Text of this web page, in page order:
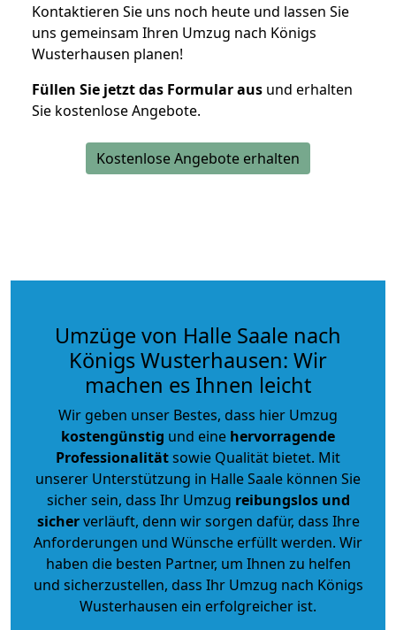
Kontaktieren Sie uns noch heute und lassen Sie
uns gemeinsam Ihren Umzug nach Königs
Wusterhausen planen!
Füllen Sie jetzt das Formular aus und erhalten
Sie kostenlose Angebote.
Kostenlose Angebote erhalten
Umzüge von Halle Saale nach
Königs Wusterhausen: Wir
machen es Ihnen leicht
Wir geben unser Bestes, dass hier Umzug
kostengünstig und eine hervorragende
Professionalitätsowie Qualität bietet. Mit
unserer Unterstützung in Halle Saale können Sie
sicher sein, dass Ihr Umzug reibungslos und
sicherverläuft, denn wir sorgen dafür, dass Ihre
Anforderungen und Wünsche erfüllt werden. Wir
haben die besten Partner, um Ihnen zu helfen
und sicherzustellen, dass Ihr Umzug nach Königs
Wusterhausen ein erfolgreicher ist.